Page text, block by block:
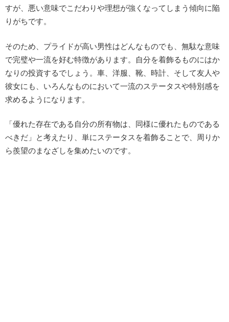
すが、悪い意味でこだわりや理想が強くなってしまう傾向に陥
りがちです。
そのため、プライドが高い男性はどんなものでも、無駄な意味
で完璧や一流を好む特徴があります。自分を着飾るものにはか
なりの投資するでしょう。車、洋服、靴、時計、そして友人や
彼女にも、いろんなものにおいて一流のステータスや特別感を
求めるようになります。
「優れた存在である自分の所有物は、同様に優れたものである
べきだ」と考えたり、単にステータスを着飾ることで、周りか
ら羨望のまなざしを集めたいのです。